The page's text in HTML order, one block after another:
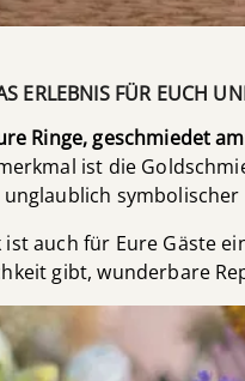
ERLEBNIS FÜR EUCH
Ringe, geschmiedet
ist die
auch für Eure Gäste
gibt, wunderbare